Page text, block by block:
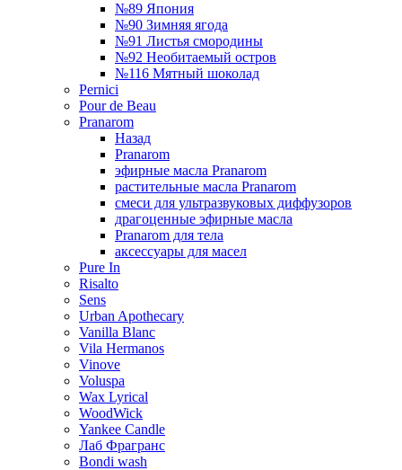
№89 Япония
№90 Зимняя ягода
№91 Листья смородины
№92 Необитаемый остров
№116 Мятный шоколад
Pernici
Pour de Beau
Pranarom
Назад
Pranarom
эфирные масла Pranarom
растительные масла Pranarom
смеси для ультразвуковых диффузоров
драгоценные эфирные масла
Pranarom для тела
аксессуары для масел
Pure In
Risalto
Sens
Urban Apothecary
Vanilla Blanc
Vila Hermanos
Vinove
Voluspa
Wax Lyrical
WoodWick
Yankee Candle
Лаб Фрагранс
Bondi wash